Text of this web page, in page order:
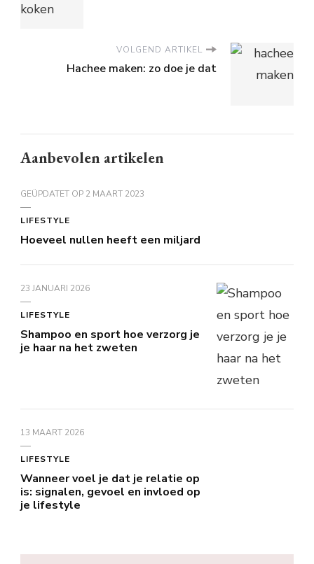
VOLGEND ARTIKEL
Hachee maken: zo doe je dat
Aanbevolen artikelen
GEÜPDATET OP 2 MAART 2023
LIFESTYLE
Hoeveel nullen heeft een miljard
23 JANUARI 2026
LIFESTYLE
Shampoo en sport hoe verzorg je
je haar na het zweten
13 MAART 2026
LIFESTYLE
Wanneer voel je dat je relatie op
is: signalen, gevoel en invloed op
je lifestyle